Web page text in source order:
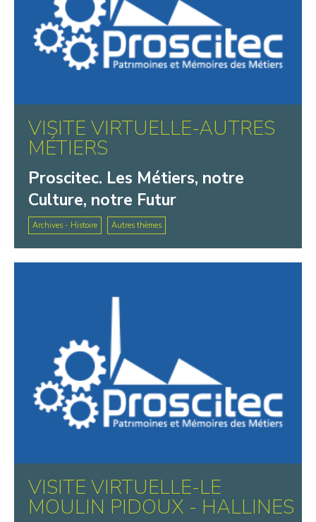
VISITE VIRTUELLE-AUTRES
MÉTIERS
Proscitec. Les Métiers, notre
Culture, notre Futur
Archives - Histoire Autres thèmes
VISITE VIRTUELLE-LE
MOULIN PIDOUX - HALLINES